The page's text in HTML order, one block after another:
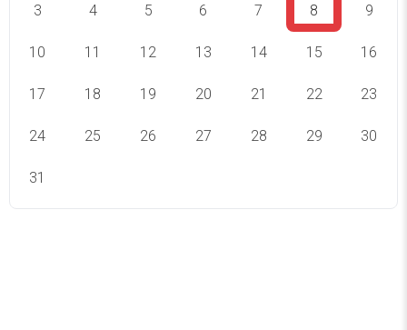
3 4 5 6 7 8 9
10 11 12 13 14 15 16
17 18 19 20 21 22 23
24 25 26 27 28 29 30
31